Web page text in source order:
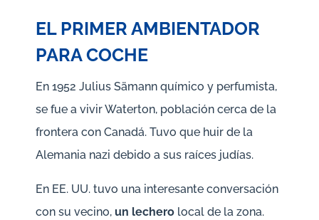
EL PRIMER AMBIENTADOR
PARA COCHE
En 1952 Julius Sämann químico y perfumista,
se fue a vivir Waterton, población cerca de la
frontera con Canadá. Tuvo que huir de la
Alemania nazi debido a sus raíces judías.
En EE. UU. tuvo una interesante conversación
con su vecino, un lechero local de la zona.